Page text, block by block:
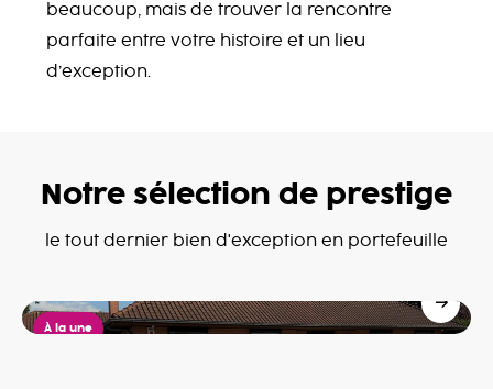
beaucoup, mais de trouver la rencontre
parfaite entre votre histoire et un lieu
d’exception.
Notre sélection de prestige
le tout dernier bien d'exception en portefeuille
À la une
Villa à Dottignies